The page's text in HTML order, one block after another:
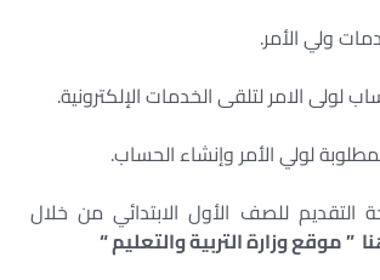
ولي الأمر.
لولى الامر لتلقى الخدمات الإلكترونية.
لولي الأمر وإنشاء الحساب.
التقديم للصف الأول الابتدائي من خلال
” موقع وزارة التربية والتعليم “